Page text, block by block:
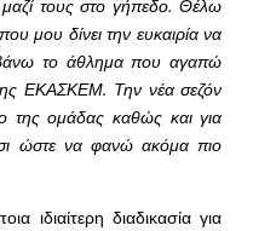
τους στο γήπεδο. Θέλω
μου δίνει την ευκαιρία να
το άθλημα που αγαπώ
ΕΚΑΣΚΕΜ. Την νέα σεζόν
της ομάδας καθώς και για
ώστε να φανώ ακόμα πιο
ιδιαίτερη διαδικασία για